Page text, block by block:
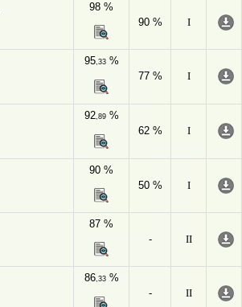
98 %
90 %
I
95,33%
77 %
I
92,89%
62 %
I
90 %
50 %
I
87 %
-
II
86,33%
-
II